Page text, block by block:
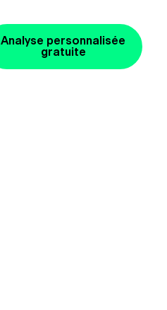
Analyse personnalisée
gratuite